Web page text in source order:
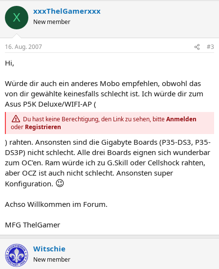
X xxxThelGamerxxx
New member
16. Aug. 2007 #3
Hi,
Würde dir auch ein anderes Mobo empfehlen, obwohl das
von dir gewählte keinesfalls schlecht ist. Ich würde dir zum
Asus P5K Deluxe/WIFI-AP (
Du hast keine Berechtigung, den Link zu sehen, bitteAnmelden
oder Registrieren
) rahten. Ansonsten sind die Gigabyte Boards (P35-DS3, P35-
DS3P) nicht schlecht. Alle drei Boards eignen sich wunderbar
zum OC'en. Ram würde ich zu G.Skill oder Cellshock rahten,
aber OCZ ist auch nicht schlecht. Ansonsten super
Konfiguration. 😉
Achso Willkommen im Forum.
MFG ThelGamer
Witschie
New member